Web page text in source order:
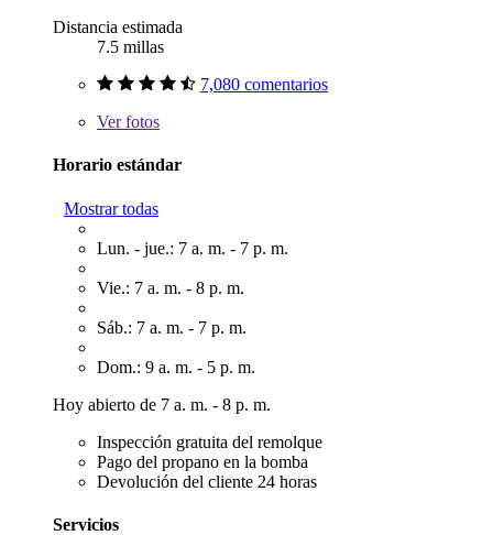
Distancia estimada
7.5 millas
7,080 comentarios
Verfotos
Horario estándar
Mostrar todas
Lun. - jue.: 7 a. m. - 7 p. m.
Vie.: 7 a. m. - 8 p. m.
Sáb.: 7 a. m. - 7 p. m.
Dom.: 9 a. m. - 5 p. m.
Hoy abierto de 7 a. m. - 8 p. m.
Inspección gratuita del remolque
Pago del propano en la bomba
Devolución del cliente 24 horas
Servicios